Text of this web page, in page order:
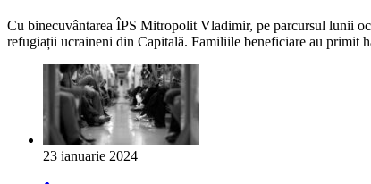
Cu binecuvântarea ÎPS Mitropolit Vladimir, pe parcursul lunii
refugiații ucraineni din Capitală. Familiile beneficiare au primit
23 ianuarie 2024